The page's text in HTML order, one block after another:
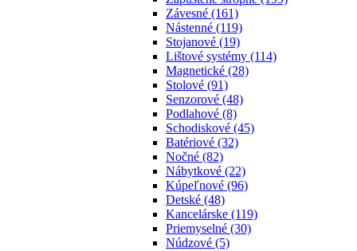
Závesné (161)
Nástenné (119)
Stojanové (19)
Lištové systémy (114)
Magnetické (28)
Stolové (91)
Senzorové (48)
Podlahové (8)
Schodiskové (45)
Batériové (32)
Nočné (82)
Nábytkové (22)
Kúpeľnové (96)
Detské (48)
Kancelárske (119)
Priemyselné (30)
Núdzové (5)